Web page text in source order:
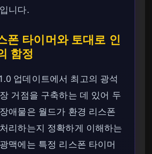
니다.
폰 타이머와 토대로 인
함정
업데이트에서 최고의 광석
거점을 구축하는 데 있어 두
애물은 월드가 환경 리스폰
리하는지 정확하게 이해하는
맥에는 특정 리스폰 타이머